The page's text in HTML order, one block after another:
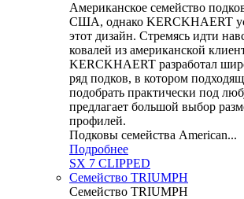
Американское семейство
США, однако KERCKHAERT
этот дизайн. Стремясь идти
ковалей из американской
KERCKHAERT разработал
ряд подков, в котором
подобрать практически под
предлагает большой выбор
профилей.
Подковы семейства American...
Подробнее
SX 7 CLIPPED
Семейство TRIUMPH
Семейство TRIUMPH